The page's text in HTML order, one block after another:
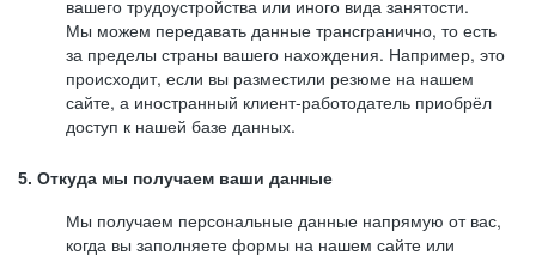
вашего трудоустройства или иного вида занятости.
Мы можем передавать данные трансгранично, то есть
за пределы страны вашего нахождения. Например, это
происходит, если вы разместили резюме на нашем
сайте, а иностранный клиент-работодатель приобрёл
доступ к нашей базе данных.
5. Откуда мы получаем ваши данные
Мы получаем персональные данные напрямую от вас,
когда вы заполняете формы на нашем сайте или